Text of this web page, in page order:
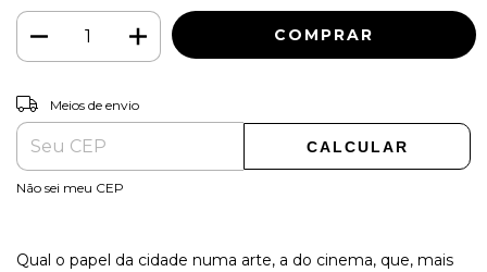
Entregas para o CEP:
Meios de envio
CALCULAR
Não sei meu CEP
Qual o papel da cidade numa arte, a do cinema, que, mais